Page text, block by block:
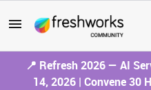
📍 Refresh 2026 — AI
14, 2026 | Convene 30